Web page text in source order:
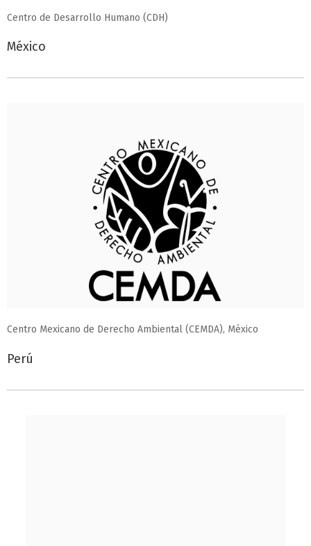
Centro de Desarrollo Humano (CDH)
México
Centro Mexicano de Derecho Ambiental (CEMDA), México
Perú